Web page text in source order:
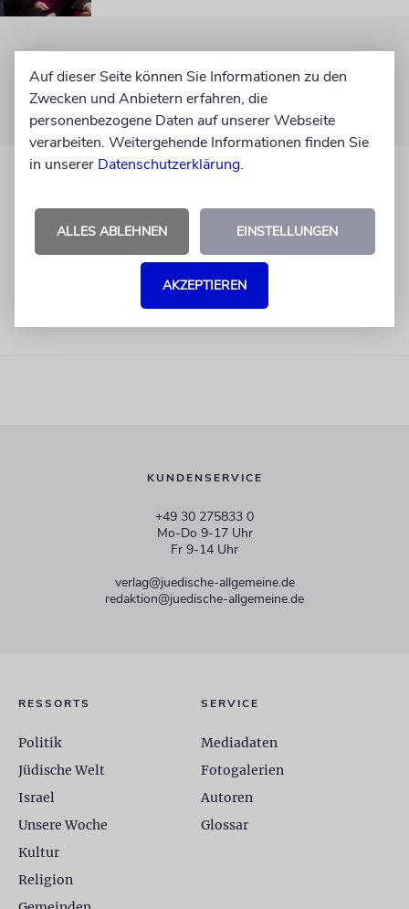
KUNDENSERVICE
+49 30 275833 0
Mo-Do 9-17 Uhr
Fr 9-14 Uhr
verlag@juedische-allgemeine.de
redaktion@juedische-allgemeine.de
RESSORTS
Politik
Jüdische Welt
Israel
Unsere Woche
Kultur
Religion
SERVICE
Mediadaten
Fotogalerien
Autoren
Glossar
Auf dieser Seite können Sie Informationen zu den
Zwecken und Anbietern erfahren, die
personenbezogene Daten auf unserer Webseite
verarbeiten. Weitergehende Informationen finden Sie
in unserer Datenschutzerklärung.
ALLES ABLEHNEN EINSTELLUNGEN
AKZEPTIEREN